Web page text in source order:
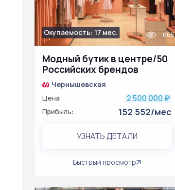
Модный бутик в центре/50
Российских брендов
Окупаемость: 17 мес. 665
Чернышевская
Цена:
2 500 000 ₽
Прибыль: 152 552/мес
УЗНАТЬ ДЕТАЛИ
Быстрый просмотр